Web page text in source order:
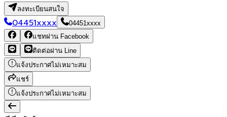
ลงทะเบียนสนใจ
04451xxxx
04451xxxx
แชทผ่าน Facebook
ติดต่อผ่าน Line
แจ้งประกาศไม่เหมาะสม
แชร์
แจ้งประกาศไม่เหมาะสม